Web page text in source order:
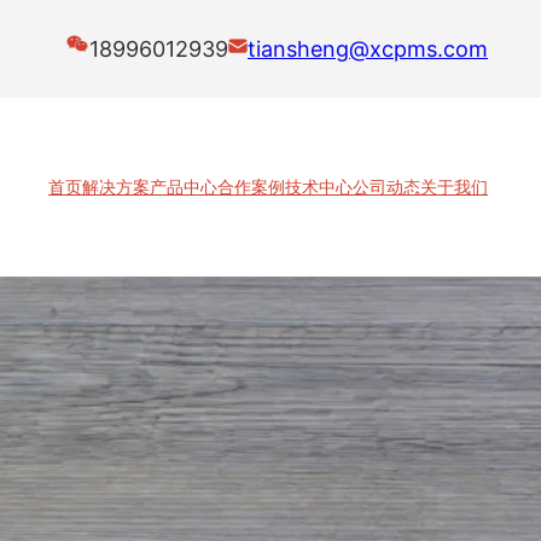
18996012939 tiansheng@xcpms.com
首页解决方案产品中心合作案例技术中心公司动态关于我们